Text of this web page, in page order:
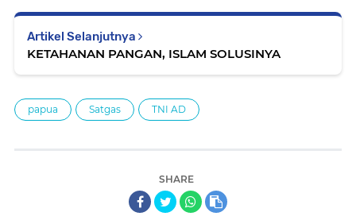
Artikel Selanjutnya
KETAHANAN PANGAN, ISLAM SOLUSINYA
papua Satgas TNI AD
SHARE